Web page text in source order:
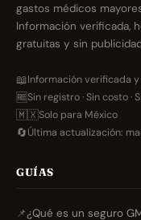
gastos médicos
Información verificada,
gratuitas y sin
📖Información verificada
🆓Sin registro · Sin costo ·
🇲🇽Solo para México
🔄Última actualización:
GUÍAS
📌¿Qué es un seguro